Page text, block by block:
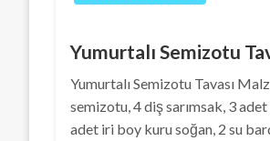
Yumurtalı Semizotu
Yumurtalı Semizotu Tavası
semizotu, 4 diş sarımsak, 3
adet iri boy kuru soğan, 2 su